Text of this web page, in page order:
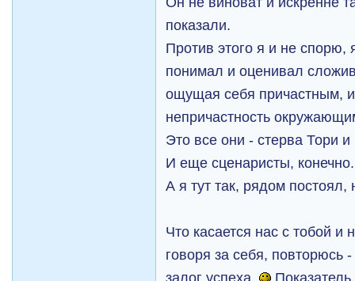
показали.
Против этого я и не спорю,
понимал и оценивал
ощущая себя причастным,
непричастность
Это все они - стерва Тори
И еще сценаристы, конечно.
А я тут так, рядом постоял,
Что касается нас с тобой и
говоря за себя, повторюсь
залог успеха.